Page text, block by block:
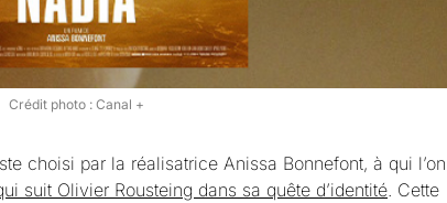
Crédit photo : Canal +
choisi par la réalisatrice Anissa Bonnefont, à qui l’on
suit Olivier Rousteing dans sa quête d’identité. Cette